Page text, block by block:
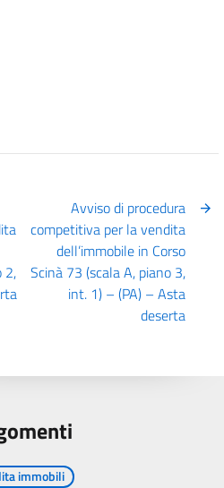
2,
Avviso di procedura
competitiva per la vendita
dell’immobile in Corso
Scinà 73 (scala A, piano 3,
int. 1) – (PA) – Asta
deserta
immobili